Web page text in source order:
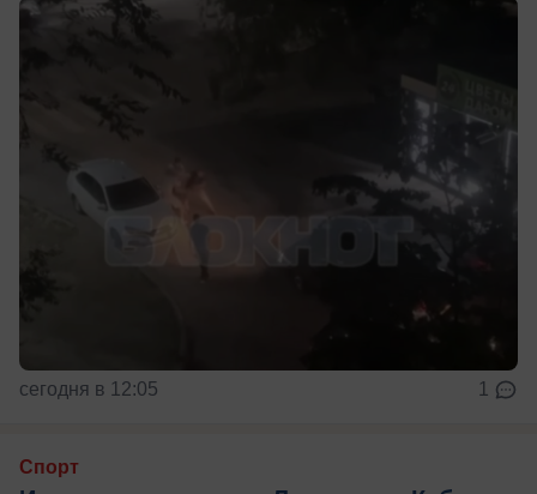
сегодня в 12:05 1
Спорт